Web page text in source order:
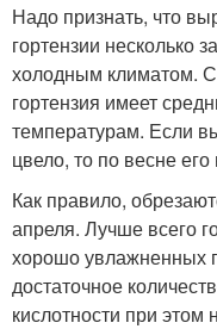
Надо признать, что
гортензии несколько
холодным климатом.
гортензия имеет
температурам. Если
цвело, то по весне
Как правило,
апреля. Лучше всего
хорошо увлажненных
достаточное
кислотности при